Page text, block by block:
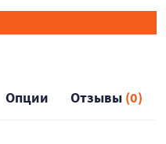
Опции Отзывы (0)